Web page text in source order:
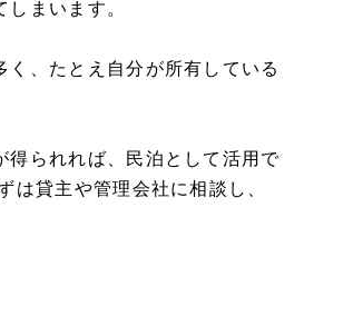
まいます。
、たとえ自分が所有している
得られれば、民泊として活用で
は貸主や管理会社に相談し、